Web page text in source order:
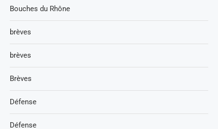
Bouches du Rhône
brèves
brèves
Brèves
Défense
Défense